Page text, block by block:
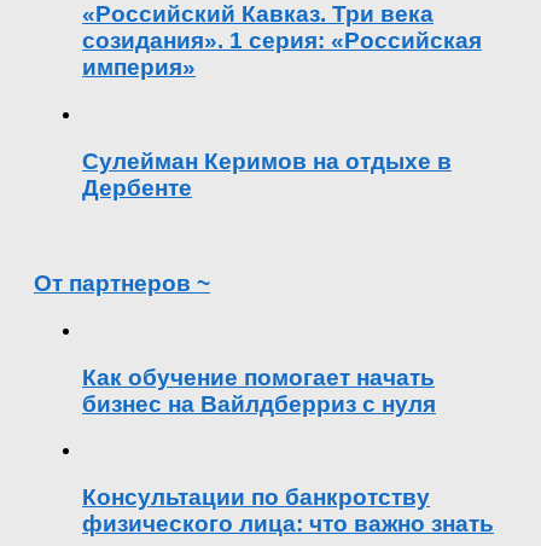
«Российский Кавказ. Три века
созидания». 1 серия: «Российская
империя»
Сулейман Керимов на отдыхе в
Дербенте
От партнеров ~
Как обучение помогает начать
бизнес на Вайлдберриз с нуля
Консультации по банкротству
физического лица: что важно знать